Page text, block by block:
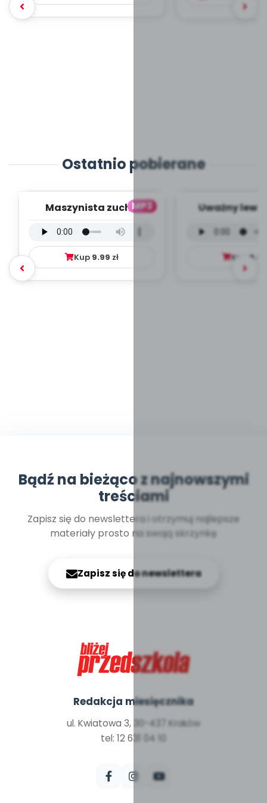
Ostatnio pobierane
MP3
Maszynista zuch -
mp3)
Kup 9.99 zł
Uważny lew
Kup 9.99
Bądź na bieżąco z najnowszymi
treściami
Zapisz się do newslettera i otrzymuj najlepsze
materiały prosto na swoją skrzynkę
Zapisz się do newslettera
Redakcja miesięcznika
ul. Kwiatowa 3, 30-437 Kraków
tel: 12 631 04 10